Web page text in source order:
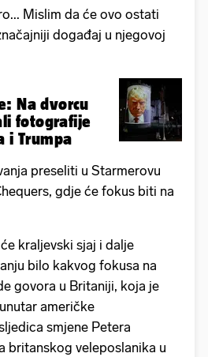
Mislim da će ovo ostati
događaj u njegovoj
Na dvorcu
fotografije
i Trumpa
preseliti u Starmerovu
gdje će fokus biti na
kraljevski sjaj i dalje
bilo kakvog fokusa na
govora u Britaniji, koja je
američke
smjene Petera
britanskog veleposlanika u